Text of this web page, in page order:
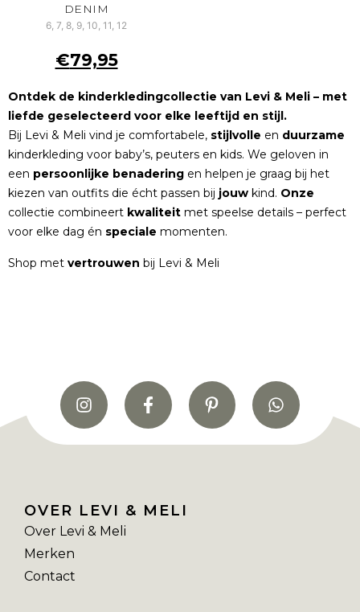
DENIM
6, 7, 8, 9, 10, 11, 12
€79,95
Ontdek de kinderkledingcollectie van Levi & Meli – met
liefde geselecteerd voor elke leeftijd en stijl.
Bij Levi & Meli vind je comfortabele, stijlvolle en duurzame
kinderkleding voor baby’s, peuters en kids. We geloven in
een persoonlijke benadering en helpen je graag bij het
kiezen van outfits die écht passen bij jouw kind. Onze
collectie combineert kwaliteit met speelse details – perfect
voor elke dag én speciale momenten.
Shop met vertrouwen bij Levi & Meli
OVER LEVI & MELI
Over Levi & Meli
Merken
Contact